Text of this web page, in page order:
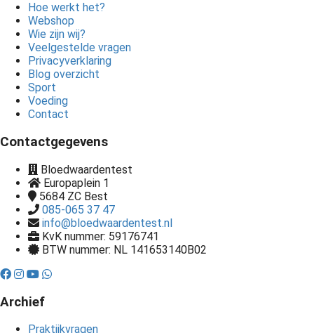
Hoe werkt het?
Webshop
Wie zijn wij?
Veelgestelde vragen
Privacyverklaring
Blog overzicht
Sport
Voeding
Contact
Contactgegevens
Bloedwaardentest
Europaplein 1
5684 ZC Best
085-065 37 47
info@bloedwaardentest.nl
KvK nummer: 59176741
BTW nummer: NL 141653140B02
Archief
Praktijkvragen